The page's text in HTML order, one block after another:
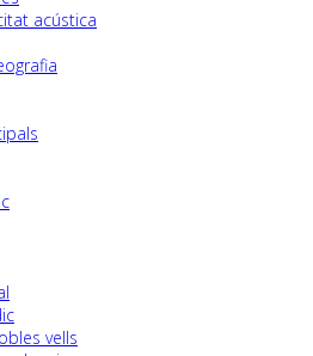
acústica
vells